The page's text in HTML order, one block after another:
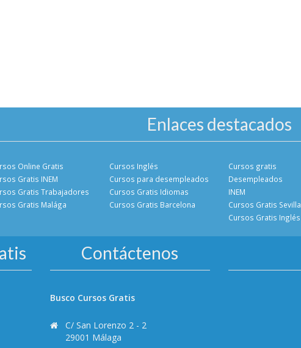
Enlaces destacados
Online Gratis
Gratis INEM
Gratis Trabajadores
Gratis Malága
Cursos Inglés
Cursos para desempleados
Cursos Gratis Idiomas
Cursos Gratis Barcelona
Cursos gratis
Desempleados
INEM
Cursos Gratis Sevilla
Cursos Gratis Inglés
Contáctenos
Busco Cursos Gratis
C/ San Lorenzo 2 - 2
29001 Málaga